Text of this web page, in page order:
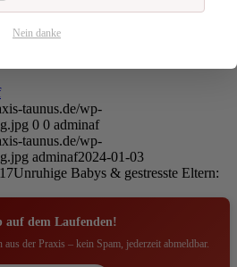
taunus.de/wp-
0 0 adminaf
taunus.de/wp-
adminaf2024-01-03
Unruhige Babys & gestresste Eltern:
auf dem Laufenden!
der Praxis – kein Spam, jederzeit abmeldbar.
Nein danke